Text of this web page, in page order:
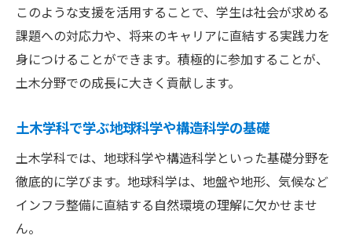
このような支援を活用することで、学生は社会が求める
課題への対応力や、将来のキャリアに直結する実践力を
身につけることができます。積極的に参加することが、
土木分野での成長に大きく貢献します。
土木学科で学ぶ地球科学や構造科学の基礎
土木学科では、地球科学や構造科学といった基礎分野を
徹底的に学びます。地球科学は、地盤や地形、気候など
インフラ整備に直結する自然環境の理解に欠かせませ
ん。